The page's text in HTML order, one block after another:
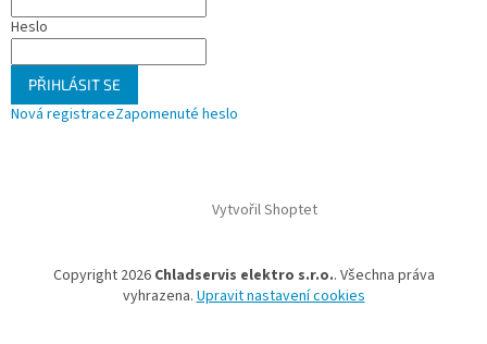
Heslo
PŘIHLÁSIT SE
Nová registraceZapomenuté heslo
Vytvořil Shoptet
Copyright 2026 Chladservis elektro s.r.o.. Všechna práva
vyhrazena.Upravit nastavení cookies